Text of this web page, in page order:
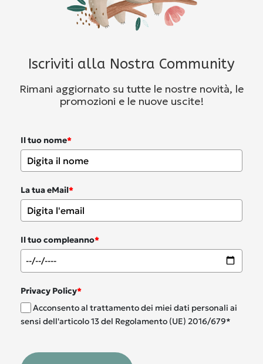
Iscriviti alla Nostra Community
Rimani aggiornato su tutte le nostre novità, le
promozioni e le nuove uscite!
Il tuo nome*
La tua eMail*
Il tuo compleanno*
Privacy Policy*
Acconsento al trattamento dei miei dati personali ai
sensi dell'articolo 13 del Regolamento (UE) 2016/679*